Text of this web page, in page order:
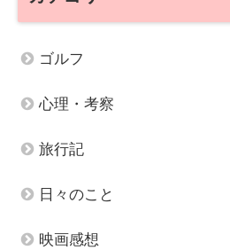
ゴルフ
心理・考察
旅行記
日々のこと
映画感想